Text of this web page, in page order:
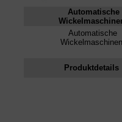
Automatische
Automatische
Wickelmaschinen
Produktdetails